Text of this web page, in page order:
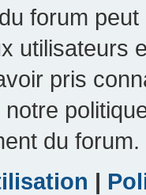
forum
utilisateurs
pris
notre
du forum.
|